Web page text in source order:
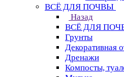
ВСЁ ДЛЯ ПОЧВЫ
Назад
ВСЁ ДЛЯ
Грунты
Декоративная
Дренажи
Компосты,